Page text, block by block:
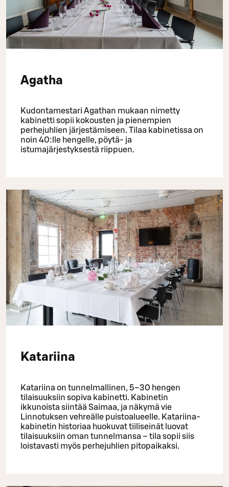
Agatha
Kudontamestari Agathan mukaan nimetty
kabinetti sopii kokousten ja pienempien
perhejuhlien järjestämiseen. Tilaa kabinetissa on
noin 40:lle hengelle, pöytä- ja
istumajärjestyksestä riippuen.
Katariina
Katariina on tunnelmallinen, 5–30 hengen
tilaisuuksiin sopiva kabinetti. Kabinetin
ikkunoista siintää Saimaa, ja näkymä vie
Linnotuksen vehreälle puistoalueelle. Katariina-
kabinetin historiaa huokuvat tiiliseinät luovat
tilaisuuksiin oman tunnelmansa – tila sopii siis
loistavasti myös perhejuhlien pitopaikaksi.